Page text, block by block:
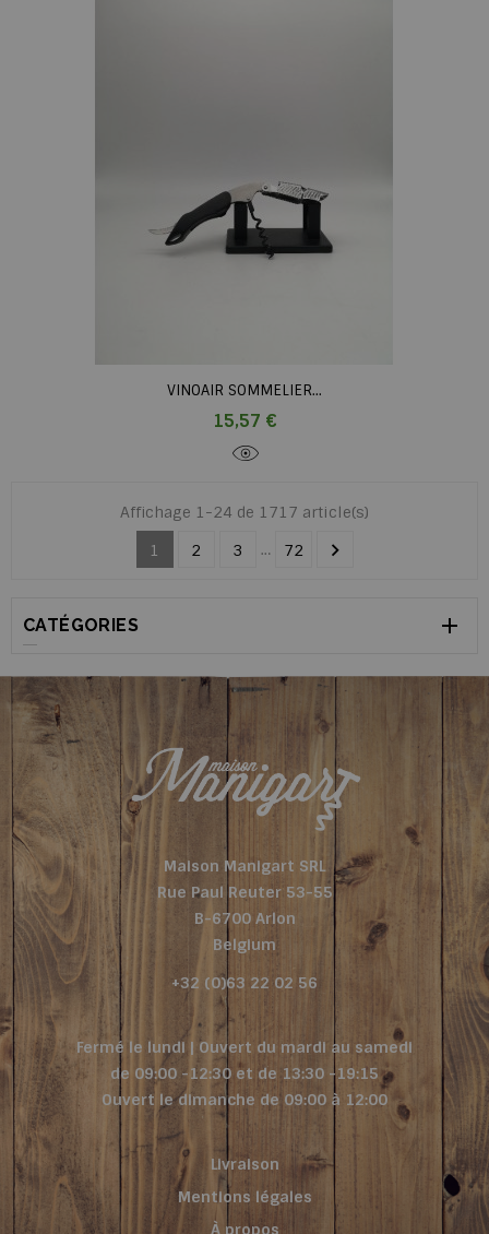
VINOAIR SOMMELIER...
15,57 €Prix
Affichage 1-24 de 1717 article(s)
1
2 3 … 72 
CATÉGORIES 
Maison Manigart SRL
Rue Paul Reuter 53-55
B-6700 Arlon
Belgium
+32 (0)63 22 02 56
Fermé le lundi | Ouvert du mardi au samedi
de 09:00 -12:30 et de 13:30 -19:15
Ouvert le dimanche de 09:00 à 12:00
Livraison
Mentions légales